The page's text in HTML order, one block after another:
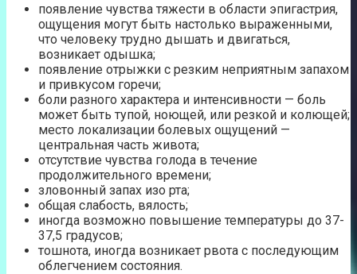
появление чувства тяжести в области эпигастрия,
ощущения могут быть настолько выраженными,
что человеку трудно дышать и двигаться,
возникает одышка;
появление отрыжки с резким неприятным запахом
и привкусом горечи;
боли разного характера и интенсивности — боль
может быть тупой, ноющей, или резкой и колющей;
место локализации болевых ощущений —
центральная часть живота;
отсутствие чувства голода в течение
продолжительного времени;
зловонный запах изо рта;
общая слабость, вялость;
иногда возможно повышение температуры до 37-
37,5 градусов;
тошнота, иногда возникает рвота с последующим
облегчением состояния.